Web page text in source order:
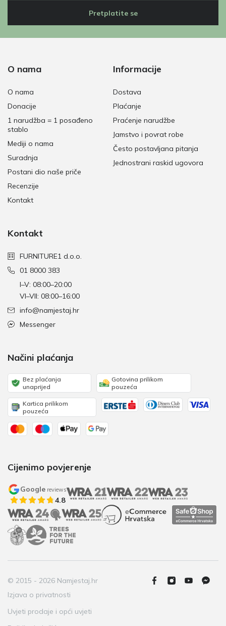
Pretplatite se
O nama
O nama
Donacije
1 narudžba = 1 posađeno
stablo
Mediji o nama
Suradnja
Postani dio naše priče
Recenzije
Kontakt
Informacije
Dostava
Plaćanje
Praćenje narudžbe
Jamstvo i povrat robe
Često postavljana pitanja
Jednostrani raskid ugovora
Kontakt
FURNITURE1 d.o.o.
01 8000 383
I–V: 08:00–20:00
VI–VII: 08:00–16:00
info@namjestaj.hr
Messenger
Načini plaćanja
Bez plaćanja
unaprijed
Gotovina prilikom
pouzeća
Kartica prilikom
pouzeća
Cijenimo povjerenje
Google reviews
4.8
© 2015 - 2026 Namjestaj.hr
Izjava o privatnosti
Uvjeti prodaje i opći uvjeti